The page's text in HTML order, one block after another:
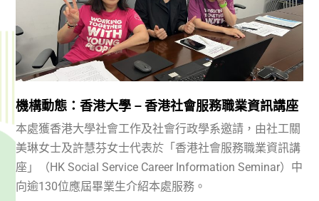
機構動態：香港大學 – 香港社會服務職業資訊講座
本處獲香港大學社會工作及社會行政學系邀請，由社工關
美琳女士及許慧芬女士代表於「香港社會服務職業資訊講
座」（HK Social Service Career Information Seminar）中
向逾130位應屆畢業生介紹本處服務。